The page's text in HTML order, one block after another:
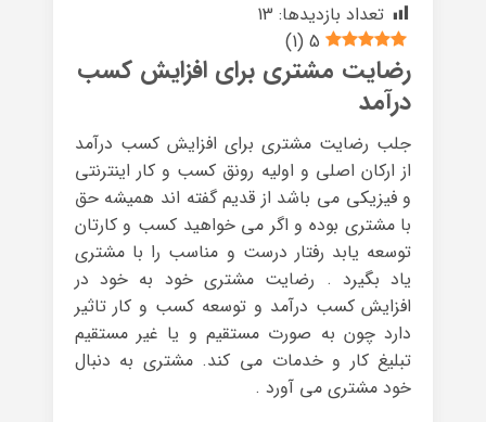
تعداد بازدیدها: 13
5
(
1
)
رضایت مشتری برای افزایش کسب
درآمد
جلب رضایت مشتری برای افزایش کسب درآمد
از ارکان اصلی و اولیه رونق کسب و کار اینترنتی
و فیزیکی می باشد از قدیم گفته اند همیشه حق
با مشتری بوده و اگر می خواهید کسب و کارتان
توسعه یابد رفتار درست و مناسب را با مشتری
یاد بگیرد . رضایت مشتری خود به خود در
افزایش کسب درآمد و توسعه کسب و کار تاثیر
دارد چون به صورت مستقیم و یا غیر مستقیم
تبلیغ کار و خدمات می کند. مشتری به دنبال
خود مشتری می آورد .